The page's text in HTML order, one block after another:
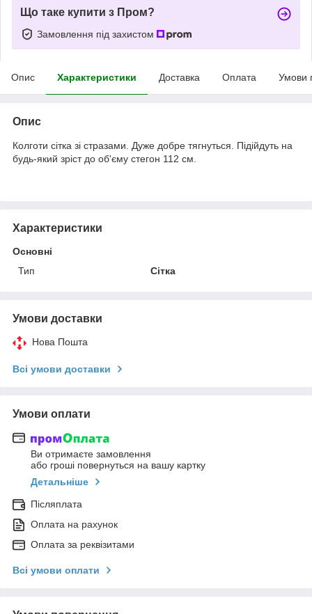
Що таке купити з Пром?
Замовлення під захистом
Опис Характеристики Доставка Оплата Умови
Опис
Колготи сітка зі стразами. Дуже добре тягнуться. Підійдуть на
будь-який зріст до об'єму стегон 112 см.
Характеристики
Основні
Тип
Сітка
Умови доставки
Нова Пошта
Всі умови доставки
Умови оплати
Ви отримаєте замовлення
або гроші повернуться на вашу картку
Детальніше
Післяплата
Оплата на рахунок
Оплата за реквізитами
Всі умови оплати